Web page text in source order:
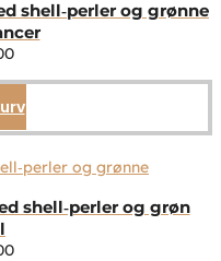
shell‑perler og grønne
shell‑perler og grøn